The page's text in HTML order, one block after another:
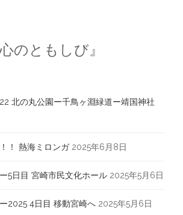
のともしび』
北の丸公園ー千鳥ヶ淵緑道ー靖国神社
！ 熱海ミロンガ 2025年6月8日
5日目 宮崎市民文化ホール 2025年5月6日
2025 4日目 移動宮崎へ 2025年5月6日